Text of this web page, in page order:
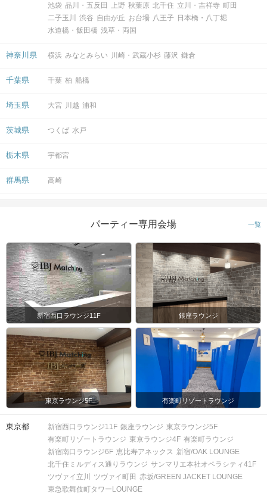
池袋 品川・五反田 上野 秋葉原 北千住 立川・吉祥寺 町田
二子玉川
渋谷 自由が丘 お台場 八王子 日本橋・八丁堀
水道橋・飯田橋 浅草・両国
神奈川県 横浜 みなとみらい 川崎・武蔵小杉 藤沢 鎌倉
千葉県 千葉 柏 船橋
埼玉県 大宮 川越 浦和
茨城県 つくば 水戸
栃木県 宇都宮
群馬県 高崎
パーティー専用会場 一覧
新宿西口ラウンジ11F 銀座ラウンジ
東京ラウンジ5F 有楽町リゾートラウンジ
東京都 新宿西口ラウンジ11F 銀座ラウンジ 東京ラウンジ5F
有楽町リゾートラウンジ 東京ラウンジ4F 有楽町ラウンジ
新宿南口ラウンジ6F 恵比寿アネックス 新宿/OAK LOUNGE
北千住ミルディス通りラウンジ サンマリエ本社オペラシティ41F
ツヴァイ立川
ツヴァイ町田 赤坂/GREEN JACKET LOUNGE
東急歌舞伎町タワーLOUNGE